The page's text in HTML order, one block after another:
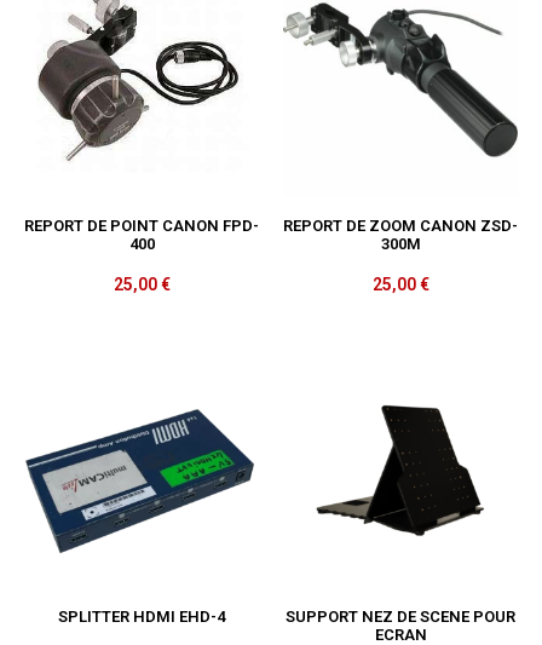
REPORT DE POINT CANON FPD-
400
25,00€
REPORT DE ZOOM CANON ZSD-
300M
25,00€
SPLITTER HDMI EHD-4
SUPPORT NEZ DE SCENE POUR
ECRAN